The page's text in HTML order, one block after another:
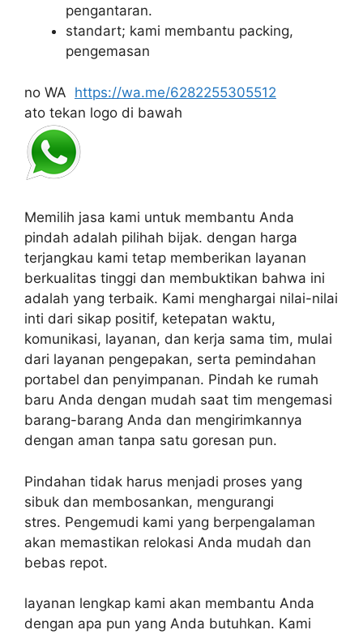
pengantaran.
standart; kami membantu packing,
pengemasan
no WA https://wa.me/6282255305512
ato tekan logo di bawah
Memilih jasa kami untuk membantu Anda
pindah adalah pilihah bijak. dengan harga
terjangkau kami tetap memberikan layanan
berkualitas tinggi dan membuktikan bahwa ini
adalah yang terbaik. Kami menghargai nilai-nilai
inti dari sikap positif, ketepatan waktu,
komunikasi, layanan, dan kerja sama tim, mulai
dari layanan pengepakan, serta pemindahan
portabel dan penyimpanan. Pindah ke rumah
baru Anda dengan mudah saat tim mengemasi
barang-barang Anda dan mengirimkannya
dengan aman tanpa satu goresan pun.
Pindahan tidak harus menjadi proses yang
sibuk dan membosankan, mengurangi
stres. Pengemudi kami yang berpengalaman
akan memastikan relokasi Anda mudah dan
bebas repot.
layanan lengkap kami akan membantu Anda
dengan apa pun yang Anda butuhkan. Kami